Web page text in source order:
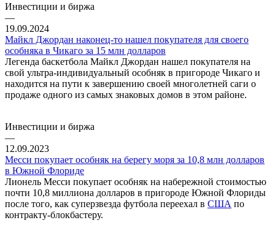
Инвестиции и биржа
—
19.09.2024
Майкл Джордан наконец-то нашел покупателя для своего
особняка в Чикаго за 15 млн долларов
Легенда баскетбола Майкл Джордан нашел покупателя на
свой ультра-индивидуальный особняк в пригороде Чикаго и
находится на пути к завершению своей многолетней саги о
продаже одного из самых знаковых домов в этом районе.
Инвестиции и биржа
—
12.09.2023
Месси покупает особняк на берегу моря за 10,8 млн долларов
в Южной Флориде
Лионель Месси покупает особняк на набережной стоимостью
почти 10,8 миллиона долларов в пригороде Южной Флориды
после того, как суперзвезда футбола переехал в США по
контракту-блокбастеру.